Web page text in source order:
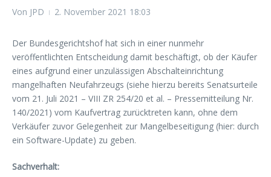
Von JPD 2. November 2021 18:03
Der Bundesgerichtshof hat sich in einer nunmehr
veröffentlichten Entscheidung damit beschäftigt, ob der Käufer
eines aufgrund einer unzulässigen Abschalteinrichtung
mangelhaften Neufahrzeugs (siehe hierzu bereits Senatsurteile
vom 21. Juli 2021 – VIII ZR 254/20 et al. – Pressemitteilung Nr.
140/2021) vom Kaufvertrag zurücktreten kann, ohne dem
Verkäufer zuvor Gelegenheit zur Mangelbeseitigung (hier: durch
ein Software-Update) zu geben.
Sachverhalt: